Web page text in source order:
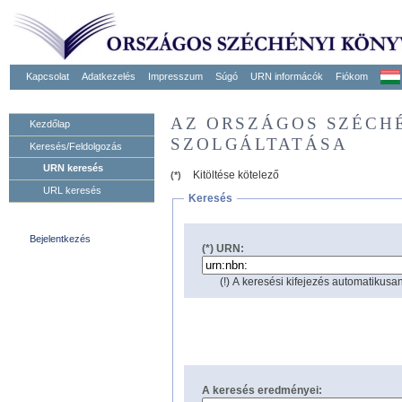
Kapcsolat Adatkezelés Impresszum Súgó URN informácók Fiókom
Kezdőlap
Keresés/Feldolgozás
URN keresés
URL keresés
Bejelentkezés
AZ ORSZÁGOS
SZOLGÁLTATÁSA
(*)
Kitöltése kötelező
Keresés
(*) URN:
(!) A keresési kifejezés
A keresés eredményei: